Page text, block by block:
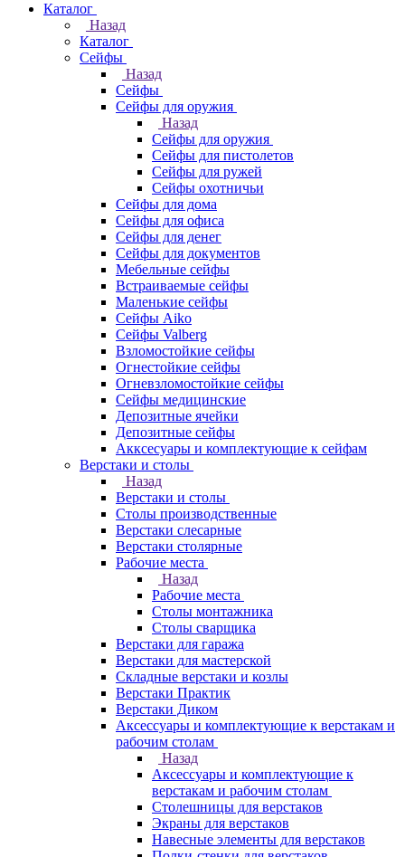
Каталог
Назад
Каталог
Cейфы
Назад
Cейфы
Cейфы для оружия
Назад
Cейфы для оружия
Сейфы для пистолетов
Сейфы для ружей
Сейфы охотничьи
Cейфы для дома
Cейфы для офиса
Сейфы для денег
Сейфы для документов
Мебельные сейфы
Встраиваемые сейфы
Маленькие сейфы
Сейфы Aiko
Сейфы Valberg
Взломостойкие сейфы
Огнестойкие сейфы
Огневзломостойкие сейфы
Сейфы медицинские
Депозитные ячейки
Депозитные сейфы
Акксесуары и комплектующие к сейфам
Верстаки и столы
Назад
Верстаки и столы
Столы производственные
Верстаки слесарные
Верстаки столярные
Рабочие места
Назад
Рабочие места
Столы монтажника
Столы сварщика
Верстаки для гаража
Верстаки для мастерской
Складные верстаки и козлы
Верстаки Практик
Верстаки Диком
Аксессуары и комплектующие к верстакам и
рабочим столам
Назад
Аксессуары и комплектующие к
верстакам и рабочим столам
Столешницы для верстаков
Экраны для верстаков
Навесные элементы для верстаков